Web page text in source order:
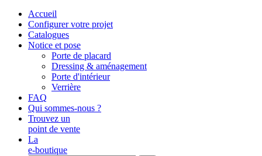
Accueil
Configurer votre projet
Catalogues
Notice et pose
Porte de placard
Dressing & aménagement
Porte d'intérieur
Verrière
FAQ
Qui sommes-nous ?
Trouvez un
point de vente
La
e-boutique